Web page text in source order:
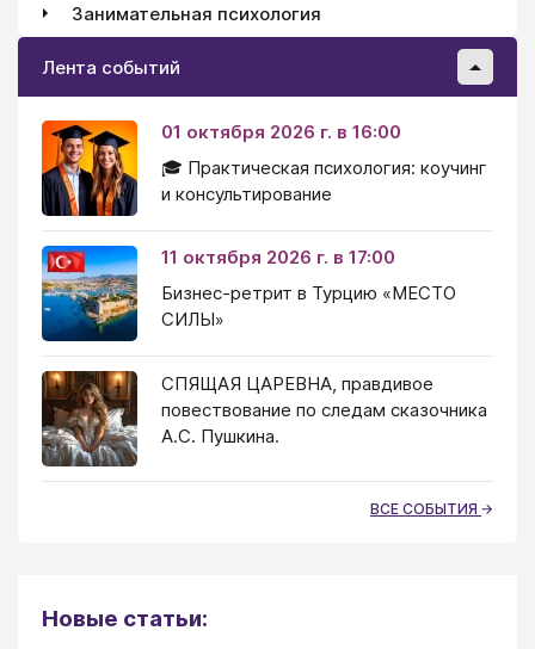
Занимательная психология
Лента событий
01 октября 2026 г. в 16:00
🎓 Практическая психология: коучинг
и консультирование
11 октября 2026 г. в 17:00
Бизнес-ретрит в Турцию «МЕСТО
СИЛЫ»
СПЯЩАЯ ЦАРЕВНА, правдивое
повествование по следам сказочника
А.С. Пушкина.
ВСЕ СОБЫТИЯ
Новые статьи: